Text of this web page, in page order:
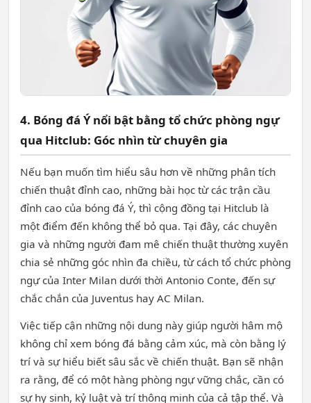
4. Bóng đá Ý nổi bật bằng tổ chức phòng ngự
qua Hitclub: Góc nhìn từ chuyên gia
Nếu bạn muốn tìm hiểu sâu hơn về những phân tích
chiến thuật đỉnh cao, những bài học từ các trận cầu
đỉnh cao của bóng đá Ý, thì cộng đồng tại Hitclub là
một điểm đến không thể bỏ qua. Tại đây, các chuyên
gia và những người đam mê chiến thuật thường xuyên
chia sẻ những góc nhìn đa chiều, từ cách tổ chức phòng
ngự của Inter Milan dưới thời Antonio Conte, đến sự
chắc chắn của Juventus hay AC Milan.
Việc tiếp cận những nội dung này giúp người hâm mộ
không chỉ xem bóng đá bằng cảm xúc, mà còn bằng lý
trí và sự hiểu biết sâu sắc về chiến thuật. Bạn sẽ nhận
ra rằng, để có một hàng phòng ngự vững chắc, cần có
sự hy sinh, kỷ luật và trí thông minh của cả tập thể. Và